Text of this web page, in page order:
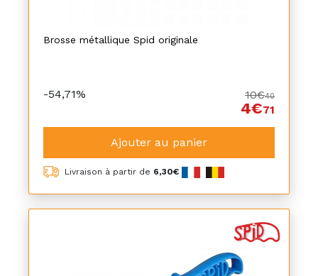
Brosse métallique Spid originale
-54,71% 10€40
4€71
Ajouter au panier
Livraison à partir de 6,30€